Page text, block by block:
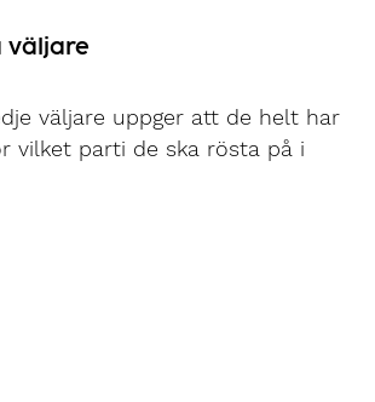
väljare
väljare uppger att de helt har
vilket parti de ska rösta på i